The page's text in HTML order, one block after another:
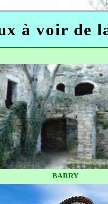
à voir de
BARRY